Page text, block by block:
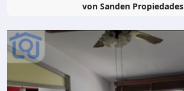
von Sanden Propiedades